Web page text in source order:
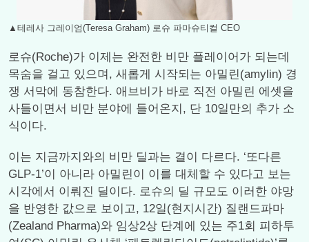
▲테레사 그레이엄(Teresa Graham) 로슈 파마슈티컬 CEO
로슈(Roche)가 이제는 완전한 비만 플레이어가 되는데
목숨을 걸고 있으며, 새롭게 시작되는 아밀린(amylin) 경
쟁 서막에 동참한다. 애브비가 바로 직전 아밀린 에셋을
사들이면서 비만 분야에 들어온지, 단 10일만의 추가 소
식이다.
이는 지금까지와의 비만 딜과는 결이 다르다. ‘또다른
GLP-1’이 아니라 아밀린이 이를 대체할 수 있다고 보는
시각에서 이뤄진 딜이다. 로슈의 딜 규모도 이러한 야망
을 반영한 값으로 보이고, 12일(현지시간) 질랜드파마
(Zealand Pharma)와 임상2상 단계에 있는 주1회 피하투